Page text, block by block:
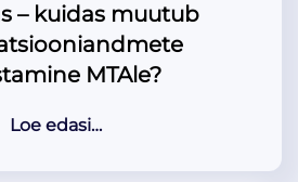
– kuidas muutub
MTAle?
Loe edasi…